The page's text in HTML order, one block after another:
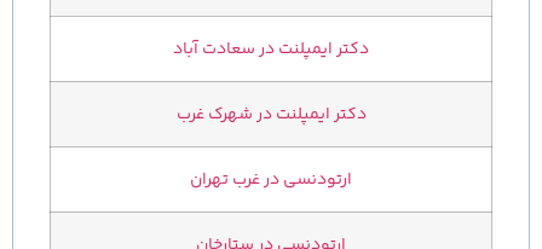
دکتر ایمپلنت در سعادت آباد
دکتر ایمپلنت در شهرک غرب
ارتودنسی در غرب تهران